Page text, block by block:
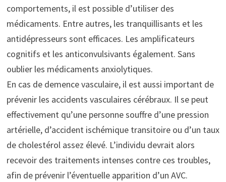
comportements, il est possible d’utiliser des
médicaments. Entre autres, les tranquillisants et les
antidépresseurs sont efficaces. Les amplificateurs
cognitifs et les anticonvulsivants également. Sans
oublier les médicaments anxiolytiques.
En cas de demence vasculaire, il est aussi important de
prévenir les accidents vasculaires cérébraux. Il se peut
effectivement qu’une personne souffre d’une pression
artérielle, d’accident ischémique transitoire ou d’un taux
de cholestérol assez élevé. L’individu devrait alors
recevoir des traitements intenses contre ces troubles,
afin de prévenir l’éventuelle apparition d’un AVC.